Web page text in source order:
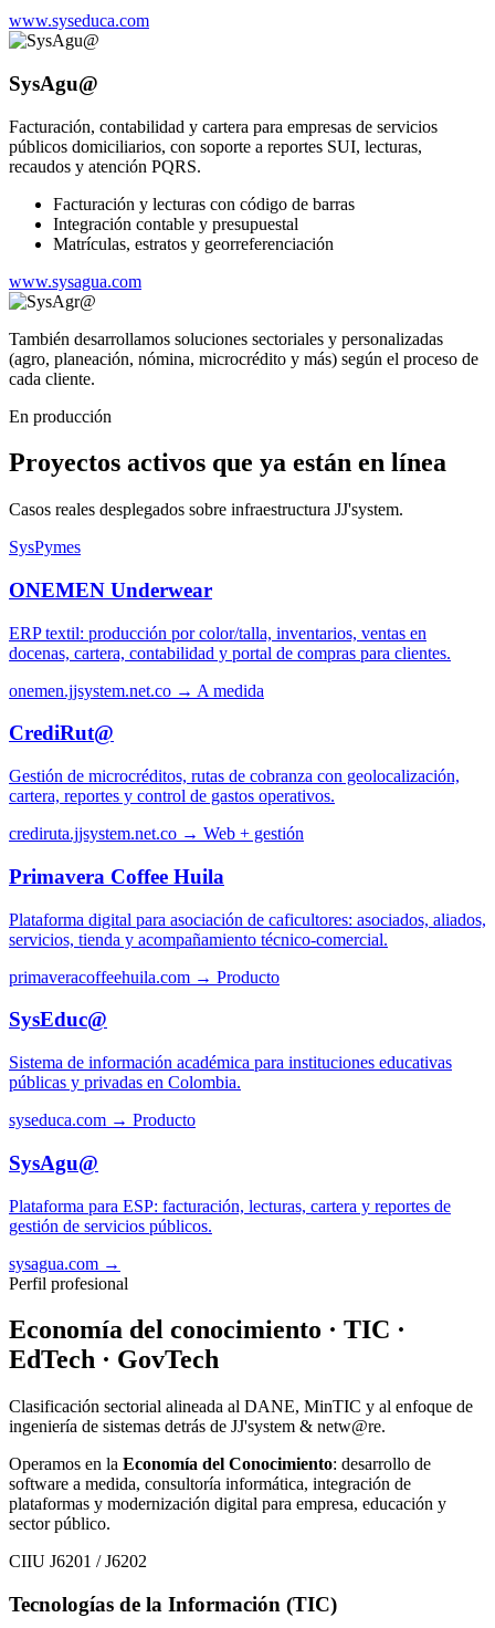
www.syseduca.com
SysAgu@
Facturación, contabilidad y cartera para empresas de servicios
públicos domiciliarios, con soporte a reportes SUI, lecturas,
recaudos y atención PQRS.
Facturación y lecturas con código de barras
Integración contable y presupuestal
Matrículas, estratos y georreferenciación
www.sysagua.com
También desarrollamos soluciones sectoriales y personalizadas
(agro, planeación, nómina, microcrédito y más) según el proceso de
cada cliente.
En producción
Proyectos activos que ya están en línea
Casos reales desplegados sobre infraestructura JJ'system.
SysPymes
ONEMEN Underwear
ERP textil: producción por color/talla, inventarios, ventas en
docenas, cartera, contabilidad y portal de compras para clientes.
onemen.jjsystem.net.co → A medida
CrediRut@
Gestión de microcréditos, rutas de cobranza con geolocalización,
cartera, reportes y control de gastos operativos.
crediruta.jjsystem.net.co → Web + gestión
Primavera Coffee Huila
Plataforma digital para asociación de caficultores: asociados, aliados,
servicios, tienda y acompañamiento técnico-comercial.
primaveracoffeehuila.com → Producto
SysEduc@
Sistema de información académica para instituciones educativas
públicas y privadas en Colombia.
syseduca.com → Producto
SysAgu@
Plataforma para ESP: facturación, lecturas, cartera y reportes de
gestión de servicios públicos.
sysagua.com →
Perfil profesional
Economía del conocimiento · TIC ·
EdTech · GovTech
Clasificación sectorial alineada al DANE, MinTIC y al enfoque de
ingeniería de sistemas detrás de JJ'system & netw@re.
Operamos en la Economía del Conocimiento: desarrollo de
software a medida, consultoría informática, integración de
plataformas y modernización digital para empresa, educación y
sector público.
CIIU J6201 / J6202
Tecnologías de la Información (TIC)